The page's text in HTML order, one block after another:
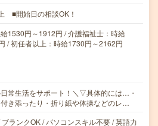
■開始日の相談OK！
1530円～1912円 / 介護福祉士：時給
/ 初任者以上：時給1730円～2162円
日常生活をサポート！＼▽具体的には…・
き添ったり・折り紙や体操などのレ…
ランクOK / パソコンスキル不要 / 英語力